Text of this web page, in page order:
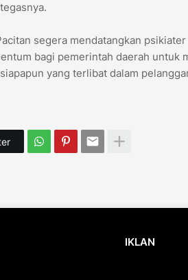
segera mendatangkan
bagi pemerintah daerah
yang terlibat dalam
IKLAN